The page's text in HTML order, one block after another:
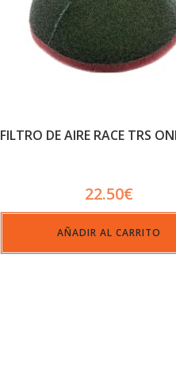
FILTRO DE AIRE RACE TRS
22.50€
AÑADIR AL CARRITO